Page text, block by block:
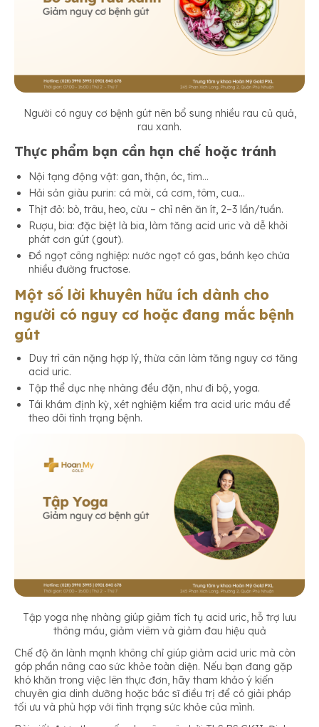
Người có nguy cơ bệnh gút nên bổ sung nhiều rau củ quả,
rau xanh.
Thực phẩm bạn cần hạn chế hoặc tránh
Nội tạng động vật: gan, thận, óc, tim…
Hải sản giàu purin: cá mòi, cá cơm, tôm, cua…
Thịt đỏ: bò, trâu, heo, cừu – chỉ nên ăn ít, 2–3 lần/tuần.
Rượu, bia: đặc biệt là bia, làm tăng acid uric và dễ khởi
phát cơn gút (gout).
Đồ ngọt công nghiệp: nước ngọt có gas, bánh kẹo chứa
nhiều đường fructose.
Một số lời khuyên hữu ích dành cho
người có nguy cơ hoặc đang mắc bệnh
gút
Duy trì cân nặng hợp lý, thừa cân làm tăng nguy cơ tăng
acid uric.
Tập thể dục nhẹ nhàng đều đặn, như đi bộ, yoga.
Tái khám định kỳ, xét nghiệm kiểm tra acid uric máu để
theo dõi tình trạng bệnh.
Tập yoga nhẹ nhàng giúp giảm tích tụ acid uric, hỗ trợ lưu
thông máu, giảm viêm và giảm đau hiệu quả
Chế độ ăn lành mạnh không chỉ giúp giảm acid uric mà còn
góp phần nâng cao sức khỏe toàn diện. Nếu bạn đang gặp
khó khăn trong việc lên thực đơn, hãy tham khảo ý kiến
chuyên gia dinh dưỡng hoặc bác sĩ điều trị để có giải pháp
tối ưu và phù hợp với tình trạng sức khỏe của mình.